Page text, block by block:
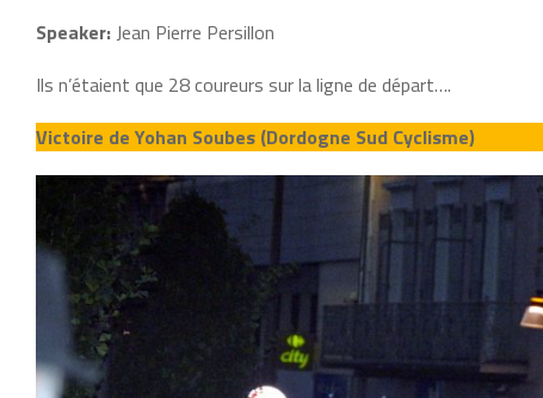
Speaker:Jean Pierre Persillon
Ils n’étaient que 28 coureurs sur la ligne de départ….
Victoire de Yohan Soubes (Dordogne Sud Cyclisme)